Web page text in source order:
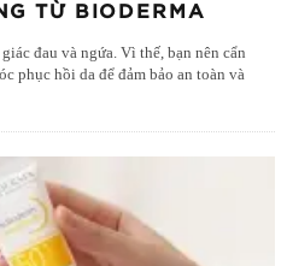
TỪ BIODERMA
đau và ngứa. Vì thế, bạn nên cẩn
phục hồi da để đảm bảo an toàn và